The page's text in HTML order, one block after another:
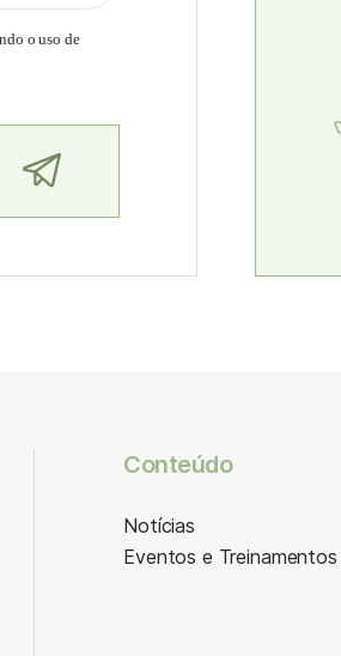
o uso de
Conteúdo
Notícias
Eventos e Treinamentos